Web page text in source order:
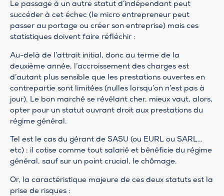
Le passage à un autre statut d’indépendant peut
succéder à cet échec (le micro entrepreneur peut
passer au portage ou créer son entreprise) mais ces
statistiques doivent faire réfléchir :
Au-delà de l’attrait initial, donc au terme de la
deuxième année, l’accroissement des charges est
d’autant plus sensible que les prestations ouvertes en
contrepartie sont limitées (nulles lorsqu’on n’est pas à
jour). Le bon marché se révélant cher, mieux vaut, alors,
opter pour un statut ouvrant droit aux prestations du
régime général.
Tel est le cas du gérant de SASU (ou EURL ou SARL…
etc) : il cotise comme tout salarié et bénéficie du régime
général, sauf sur un point crucial, le chômage.
Or, la caractéristique majeure de ces deux statuts est la
prise de risques :